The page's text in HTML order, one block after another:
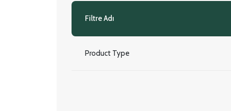
Filtre Adı
Product Type